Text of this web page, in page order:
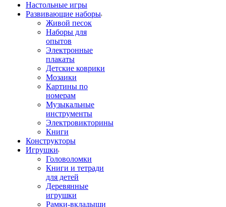
Настольные игры
Развивающие наборы
Живой песок
Наборы для
опытов
Электронные
плакаты
Детские коврики
Мозаики
Картины по
номерам
Музыкальные
инструменты
Электровикторины
Книги
Конструкторы
Игрушки
Головоломки
Книги и тетради
для детей
Деревянные
игрушки
Рамки-вкладыши